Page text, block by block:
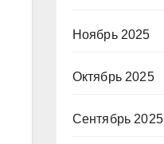
Ноябрь 2025
Октябрь 2025
Сентябрь 2025